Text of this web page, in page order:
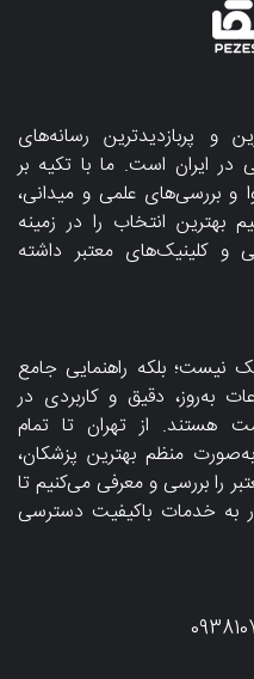
و پربازدیدترین رسانه‌های
ایران است. ما با تکیه بر
و بررسی‌های علمی و میدانی،
انتخاب را در زمینه
و کلینیک‌های معتبر داشته
بلکه راهنمایی جامع
به‌روز، دقیق و کاربردی در
هستند. از تهران تا تمام
منظم بهترین پزشکان،
را بررسی و معرفی می‌کنیم تا
به خدمات باکیفیت دسترسی